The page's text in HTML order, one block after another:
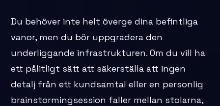
Du behöver inte helt överge dina befintliga
vanor, men du bör uppgradera den
underliggande infrastrukturen. Om du vill ha
ett pålitligt sätt att säkerställa att ingen
detalj från ett kundsamtal eller en personlig
brainstormingsession faller mellan stolarna,